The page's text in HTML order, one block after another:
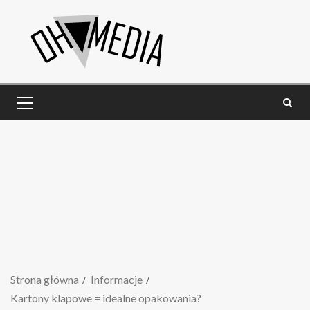
Strona główna
Informacje
Kartony klapowe = idealne opakowania?